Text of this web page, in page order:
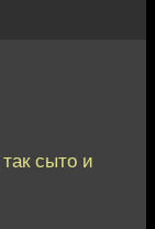
сыто и